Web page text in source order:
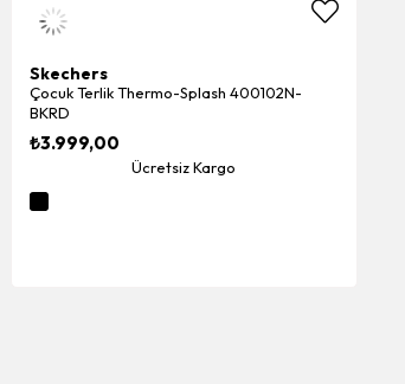
Skechers
Çocuk Terlik Thermo-Splash 400102N-
BKRD
₺3.999,00
Ücretsiz Kargo